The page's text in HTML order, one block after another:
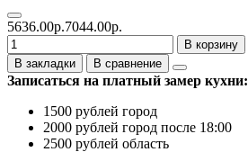
5636.00р.7044.00р.
В корзину
В закладки
В сравнение
Записаться на платный замер кухни:
1500 рублей город
2000 рублей город после 18:00
2500 рублей область